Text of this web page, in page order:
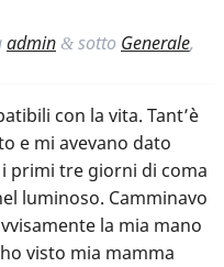
admin & sotto Generale,
con la vita. Tant’è
e mi avevano dato
primi tre giorni di coma
luminoso. Camminavo
la mia mano
visto mia mamma